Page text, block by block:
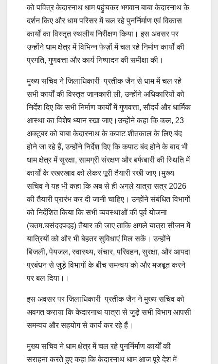
को पवित्र केदारनाथ धाम पहुंचकर भगवान बाबा केदारनाथ के
दर्शन किए और धाम परिसर में चल रहे पुनर्निर्माण एवं विकास
कार्यों का विस्तृत स्थलीय निरीक्षण किया। इस अवसर पर
उन्होंने धाम क्षेत्र में विभिन्न फेज़ों में चल रहे निर्माण कार्यों की
प्रगति, गुणवत्ता और कार्य निष्पादन की समीक्षा की।
मुख्य सचिव ने जिलाधिकारी प्रतीक जैन से धाम में चल रहे
सभी कार्यों की विस्तृत जानकारी ली, उन्होंने अधिकारियों को
निर्देश दिए कि सभी निर्माण कार्यों में गुणवत्ता, सौंदर्य और धार्मिक
आस्था का विशेष ध्यान रखा जाए।उन्होंने कहा कि कल, 23
अक्टूबर को बाबा केदारनाथ के कपाट शीतकाल के लिए बंद
होने जा रहे हैं, उन्होंने निर्देश दिए कि कपाट बंद होने के बाद भी
धाम क्षेत्र में सुरक्षा, सामग्री संरक्षण और बर्फबारी की स्थिति में
कार्यों के रखरखाव को लेकर पूरी तैयारी रखी जाए।मुख्य
सचिव ने यह भी कहा कि अब से ही अगले यात्रा सत्र 2026
की तैयारी प्रारंभ कर दी जानी चाहिए। उन्होंने संबंधित विभागों
को निर्देशित किया कि सभी व्यवस्थाओं की पूर्व योजना
(चतम.चसंददपदह) तैयार की जाए ताकि अगले यात्रा सीजन में
यात्रियों को और भी बेहतर सुविधाएं मिल सकें। उन्होंने
बिजली, पेयजल, स्वास्थ्य, संचार, परिवहन, सुरक्षा, और आपदा
प्रबंधन से जुड़े विभागों के बीच समन्वय को और मजबूत करने
पर बल दिया।।
इस अवसर पर जिलाधिकारी प्रतीक जैन ने मुख्य सचिव को
अवगत कराया कि केदारनाथ यात्रा से जुड़े सभी विभाग आपसी
समन्वय और सहयोग से कार्य कर रहे हैं।
मुख्य सचिव ने धाम क्षेत्र में चल रहे पुनर्निर्माण कार्यों की
सराहना करते हुए कहा कि केदारनाथ धाम आज पूरे देश में